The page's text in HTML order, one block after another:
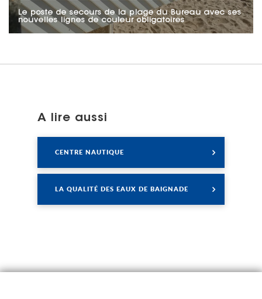
Le poste de secours de la plage du Bureau avec ses
nouvelles lignes de couleur obligatoires
A lire aussi
CENTRE NAUTIQUE
LA QUALITÉ DES EAUX DE BAIGNADE